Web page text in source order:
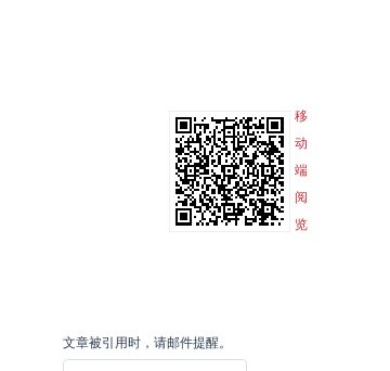
移
动
端
阅
览
文章被引用时，请邮件提醒。